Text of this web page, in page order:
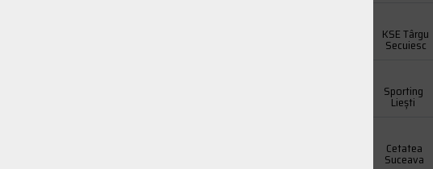
KSE Târgu
Secuiesc
Sporting
Liești
Cetatea
Suceava